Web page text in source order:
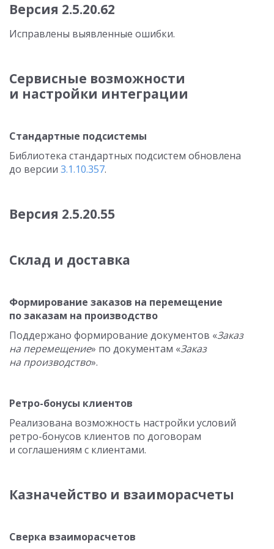
Версия 2.5.20.62
Исправлены выявленные ошибки.
Сервисные возможности
и настройки интеграции
Стандартные подсистемы
Библиотека стандартных подсистем обновлена
до версии 3.1.10.357.
Версия 2.5.20.55
Склад и доставка
Формирование заказов на перемещение
по заказам на производство
Поддержано формирование документов «Заказ
на перемещение» по документам «Заказ
на производство».
Ретро-бонусы клиентов
Реализована возможность настройки условий
ретро-бонусов клиентов по договорам
и соглашениям с клиентами.
Казначейство и взаиморасчеты
Сверка взаиморасчетов